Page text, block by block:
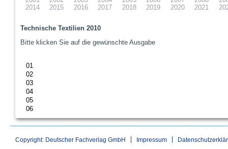
2014
2015 2016 2017 2018 2019 2020 2021
Technische Textilien 2010
Bitte klicken Sie auf die gewünschte Ausgabe
01
02
03
04
05
06
Copyright: Deutscher Fachverlag GmbH Impressum